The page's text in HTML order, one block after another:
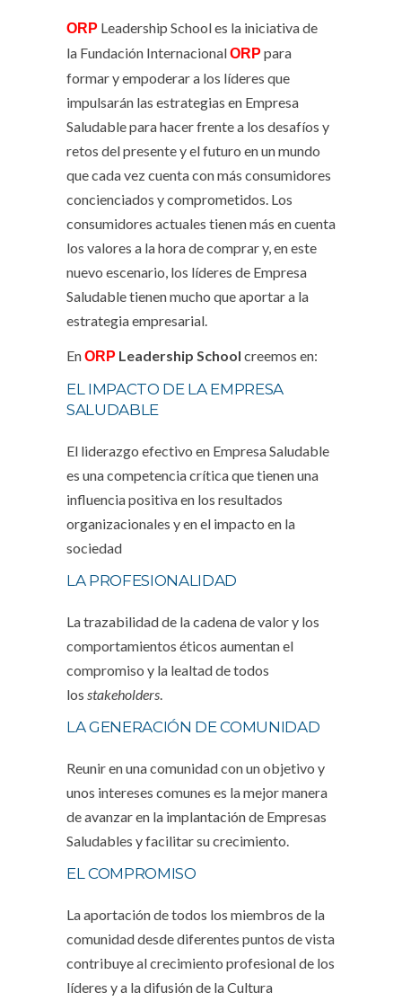
ORP Leadership Schooles la iniciativa de
la Fundación InternacionalORP para
formar y empoderar a los líderes que
impulsarán las estrategias en Empresa
Saludable para hacer frente a los desafíos y
retos del presente y el futuro en un mundo
que cada vez cuenta con más consumidores
concienciados y comprometidos. Los
consumidores actuales tienen más en cuenta
los valores a la hora de comprar y, en este
nuevo escenario, los líderes de Empresa
Saludable tienen mucho que aportar a la
estrategia empresarial.
EnORP Leadership School creemos en:
EL IMPACTO DE LA EMPRESA
SALUDABLE
El liderazgo efectivo en Empresa Saludable
es una competencia crítica que tienen una
influencia positiva en los resultados
organizacionales y en el impacto en la
sociedad
LA PROFESIONALIDAD
La trazabilidad de la cadena de valor y los
comportamientos éticos aumentan el
compromiso y la lealtad de todos
los stakeholders
LA GENERACIÓN DE COMUNIDAD
Reunir en una comunidad con un objetivo y
unos intereses comunes es la mejor manera
de avanzar en la implantación de Empresas
Saludables y facilitar su crecimiento.
EL COMPROMISO
La aportación de todos los miembros de la
comunidad desde diferentes puntos de vista
contribuye al crecimiento profesional de los
líderes y a la difusión de la Cultura